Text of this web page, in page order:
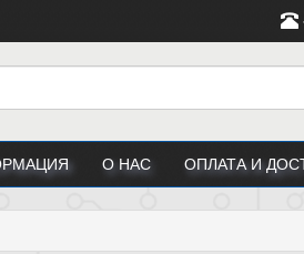
О НАС ОПЛАТА И